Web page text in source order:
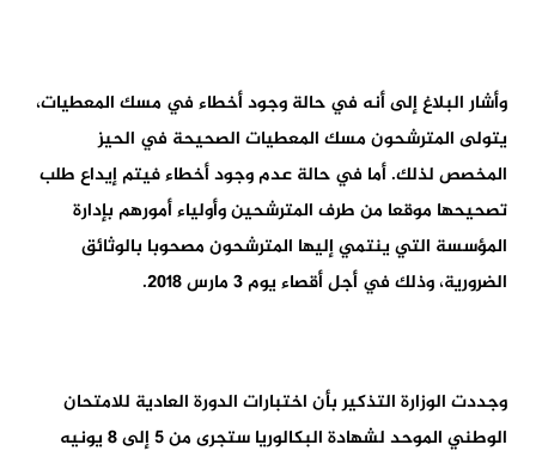
وأشار البلاغ إلى أنه في حالة وجود أخطاء في مسك المعطيات،
يتولى المترشحون مسك المعطيات الصحيحة في الحيز
المخصص لذلك. أما في حالة عدم وجود أخطاء فيتم إيداع طلب
تصحيحها موقعا من طرف المترشحين وأولياء أمورهم بإدارة
المؤسسة التي ينتمي إليها المترشحون مصحوبا بالوثائق
الضرورية، وذلك في أجل أقصاء يوم 3 مارس 2018.
وجددت الوزارة التذكير بأن اختبارات الدورة العادية للامتحان
الوطني الموحد لشهادة البكالوريا ستجرى من 5 إلى 8 يونيه